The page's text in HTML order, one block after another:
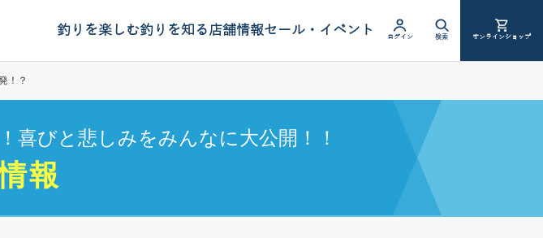
釣りを楽しむ釣りを知る店舗情報セール・イベント ログイン 検索 オンラインショップ
！？
喜びと悲しみをみんなに大公開！！
報